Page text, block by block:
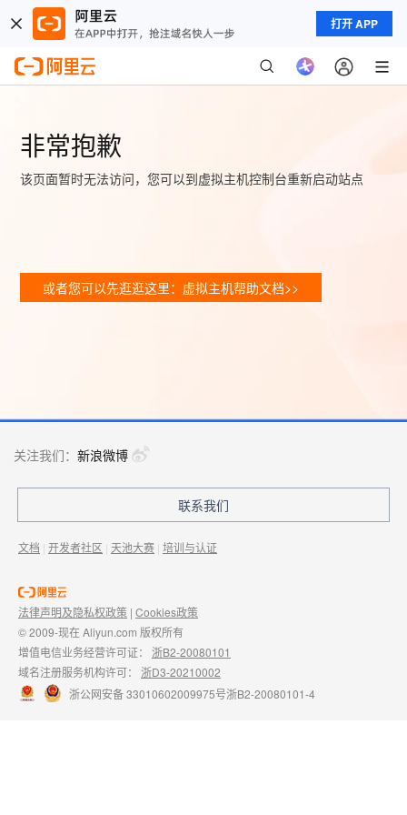
打开 APP
非常抱歉
该页面暂时无法访问，您可以到虚拟主机控制台重新启动站点
或者您可以先逛逛这里：虚拟主机帮助文档>>